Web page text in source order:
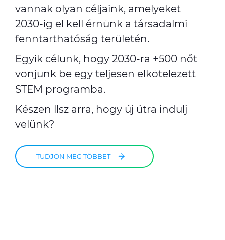
vannak olyan céljaink, amelyeket
2030-ig el kell érnünk a társadalmi
fenntarthatóság területén.
Egyik célunk, hogy 2030-ra +500 nőt
vonjunk be egy teljesen elkötelezett
STEM programba.
Készen llsz arra, hogy új útra indulj
velünk?
TUDJON MEG TÖBBET